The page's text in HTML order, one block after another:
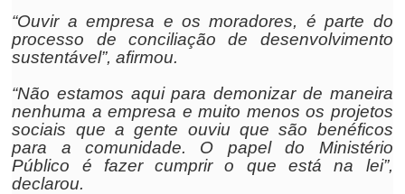
“Ouvir a empresa e os moradores, é parte do
processo de conciliação de desenvolvimento
sustentável”, afirmou.
“Não estamos aqui para demonizar de maneira
nenhuma a empresa e muito menos os projetos
sociais que a gente ouviu que são benéficos
para a comunidade. O papel do Ministério
Público é fazer cumprir o que está na lei”,
declarou.